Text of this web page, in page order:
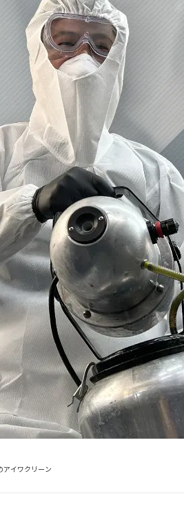
アイワクリーン
「空き家対策SOS」コーナーに掲載いただきまし…
アイワクリーン